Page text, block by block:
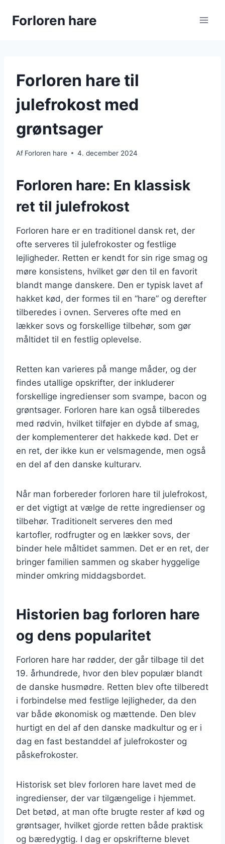
Forloren hare
Forloren hare til
julefrokost med
grøntsager
Af Forloren hare 4. december 2024
Forloren hare: En klassisk
ret til julefrokost
Forloren hare er en traditionel dansk ret, der
ofte serveres til julefrokoster og festlige
lejligheder. Retten er kendt for sin rige smag og
møre konsistens, hvilket gør den til en favorit
blandt mange danskere. Den er typisk lavet af
hakket kød, der formes til en “hare” og derefter
tilberedes i ovnen. Serveres ofte med en
lækker sovs og forskellige tilbehør, som gør
måltidet til en festlig oplevelse.
Retten kan varieres på mange måder, og der
findes utallige opskrifter, der inkluderer
forskellige ingredienser som svampe, bacon og
grøntsager. Forloren hare kan også tilberedes
med rødvin, hvilket tilføjer en dybde af smag,
der komplementerer det hakkede kød. Det er
en ret, der ikke kun er velsmagende, men også
en del af den danske kulturarv.
Når man forbereder forloren hare til julefrokost,
er det vigtigt at vælge de rette ingredienser og
tilbehør. Traditionelt serveres den med
kartofler, rodfrugter og en lækker sovs, der
binder hele måltidet sammen. Det er en ret, der
bringer familien sammen og skaber hyggelige
minder omkring middagsbordet.
Historien bag forloren hare
og dens popularitet
Forloren hare har rødder, der går tilbage til det
19. århundrede, hvor den blev populær blandt
de danske husmødre. Retten blev ofte tilberedt
i forbindelse med festlige lejligheder, da den
var både økonomisk og mættende. Den blev
hurtigt en del af den danske madkultur og er i
dag en fast bestanddel af julefrokoster og
påskefrokoster.
Historisk set blev forloren hare lavet med de
ingredienser, der var tilgængelige i hjemmet.
Det betød, at man ofte brugte rester af kød og
grøntsager, hvilket gjorde retten både praktisk
og bæredygtig. I dag er opskrifterne blevet